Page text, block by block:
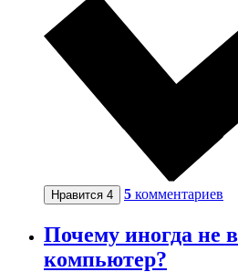
Нравится 4 5 комментариев
Почему иногда не
компьютер?